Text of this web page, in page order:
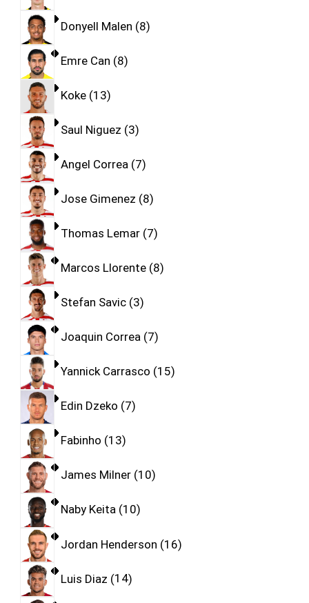
Donyell Malen 8
Emre Can 8
Koke 13
Saul Niguez 3
Angel Correa 7
Jose Gimenez 8
Thomas Lemar 7
Marcos Llorente 8
Stefan Savic 3
Joaquin Correa 7
Yannick Carrasco 15
Edin Dzeko 7
Fabinho 13
James Milner 10
Naby Keita 10
Jordan Henderson 16
Luis Diaz 14